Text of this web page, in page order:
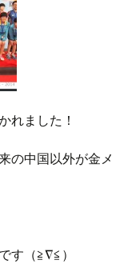
れました！
の中国以外が金メ
す（≧∇≦）